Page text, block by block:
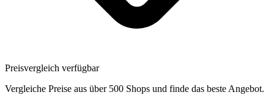
Preisvergleich verfügbar
Vergleiche Preise aus über 500 Shops und finde das beste Angebot.